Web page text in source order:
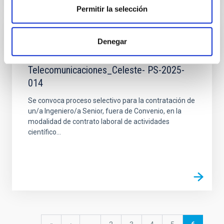
Permitir la selección
Denegar
Ingeniero/a_Senior
Telecomunicaciones_Celeste- PS-2025-
014
Se convoca proceso selectivo para la contratación de
un/a Ingeniero/a Senior, fuera de Convenio, en la
modalidad de contrato laboral de actividades
científico...